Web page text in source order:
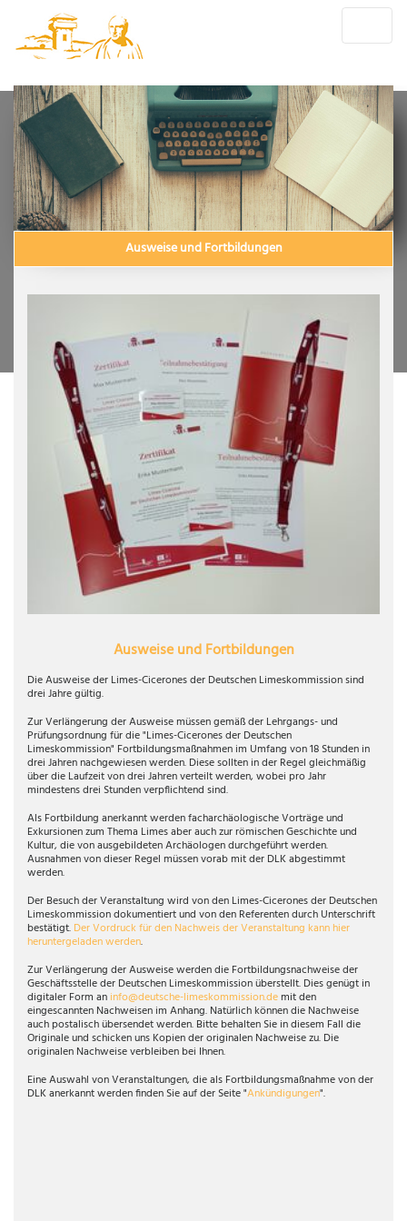
Ausweise und Fortbildungen
Ausweise und Fortbildungen
Die Ausweise der Limes-Cicerones der Deutschen Limeskommission sind
drei Jahre gültig.
Zur Verlängerung der Ausweise müssen gemäß der Lehrgangs- und
Prüfungsordnung für die "Limes-Cicerones der Deutschen
Limeskommission" Fortbildungsmaßnahmen im Umfang von 18 Stunden in
drei Jahren nachgewiesen werden. Diese sollten in der Regel gleichmäßig
über die Laufzeit von drei Jahren verteilt werden, wobei pro Jahr
mindestens drei Stunden verpflichtend sind.
Als Fortbildung anerkannt werden facharchäologische Vorträge und
Exkursionen zum Thema Limes aber auch zur römischen Geschichte und
Kultur, die von ausgebildeten Archäologen durchgeführt werden.
Ausnahmen von dieser Regel müssen vorab mit der DLK abgestimmt
werden.
Der Besuch der Veranstaltung wird von den Limes-Cicerones der Deutschen
Limeskommission dokumentiert und von den Referenten durch Unterschrift
bestätigt. Der Vordruck für den Nachweis der Veranstaltung kann hier
heruntergeladen werden.
Zur Verlängerung der Ausweise werden die Fortbildungsnachweise der
Geschäftsstelle der Deutschen Limeskommission überstellt. Dies genügt in
digitaler Form an info@deutsche-limeskommission.demit den
eingescannten Nachweisen im Anhang. Natürlich können die Nachweise
auch postalisch übersendet werden. Bitte behalten Sie in diesem Fall die
Originale und schicken uns Kopien der originalen Nachweise zu. Die
originalen Nachweise verbleiben bei Ihnen.
Eine Auswahl von Veranstaltungen, die als Fortbildungsmaßnahme von der
DLK anerkannt werden finden Sie auf der Seite "Ankündigungen".